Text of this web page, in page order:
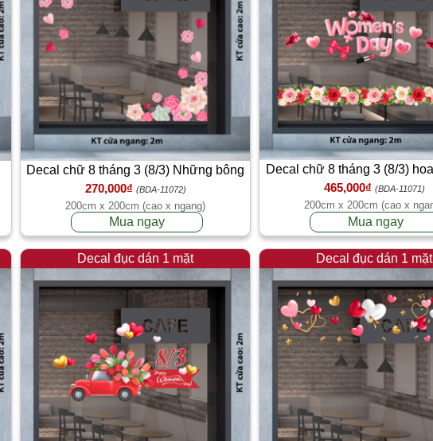
Decal chữ 8 tháng 3 (8/3) Những bông
hoa yêu thương
270,000₫ (BDA-11072)
200cm x 200cm (cao x ngang)
Mua ngay
Decal chữ 8 tháng 3 (8/3)
tươi thắm
465,000₫ (BDA-11071)
200cm x 200cm (cao x
Mua ngay
Decal đục dán 1 mặt Decal đục dán 1 mặt